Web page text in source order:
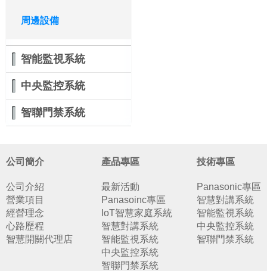
周邊設備
智能監視系統
中央監控系統
智聯門禁系統
公司簡介
公司介紹
營業項目
經營理念
心路歷程
智慧開關代理店
產品專區
最新活動
Panasoinc專區
IoT智慧家庭系統
智慧對講系統
智能監視系統
中央監控系統
智聯門禁系統
技術專區
Panasonic專區
智慧對講系統
智能監視系統
中央監控系統
智聯門禁系統